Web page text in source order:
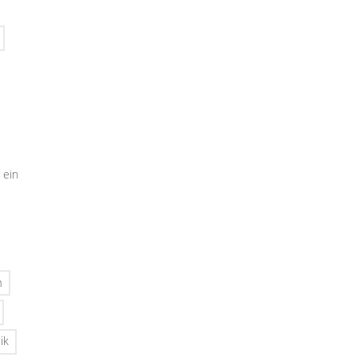
ein